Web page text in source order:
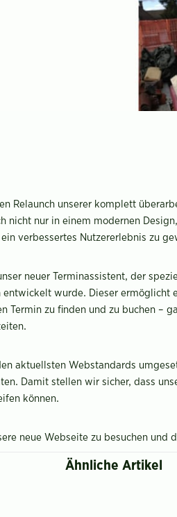
Relaunch unserer komplett
nicht nur in einem modernen
verbessertes Nutzererlebnis zu
neuer Terminassistent, der
wurde. Dieser ermöglicht
Termin zu finden und zu buchen –
aktuellsten Webstandards
Damit stellen wir sicher, dass
können.
neue Webseite zu besuchen und
Ähnliche Artikel